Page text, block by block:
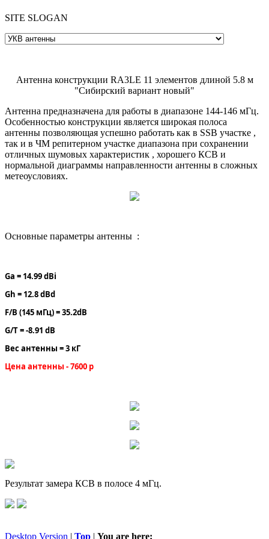
SITE SLOGAN
Антенна конструкции RA3LE 11 элементов длиной 5.8 м
"Сибирский вариант новый"
Антенна предназначена для работы в диапазоне 144-146 мГц.
Особенностью конструкции является широкая полоса
антенны позволяющая успешно работать как в SSB участке ,
так и в ЧМ репитерном участке диапазона при сохранении
отличных шумовых характеристик , хорошего КСВ и
нормальной диаграммы направленности антенны в сложных
метеоусловиях.
Основные параметры антенны :
Ga = 14.99 dBi
Gh = 12.8 dBd
F/B (145 мГц) = 35.2dB
G/T = -8.91 dB
Вес антенны = 3 кГ
Цена антенны - 7600 р
Результат замера КСВ в полосе 4 мГц.
Desktop Version | Top | You are here: